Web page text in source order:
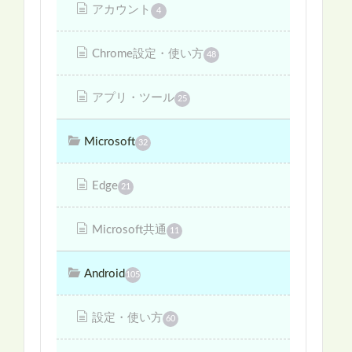
アカウント 4
Chrome設定・使い方 48
アプリ・ツール 25
Microsoft 32
Edge 21
Microsoft共通 11
Android 105
設定・使い方 60